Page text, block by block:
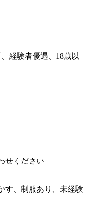
経験者優遇、18歳以
せください
す、制服あり、未経験